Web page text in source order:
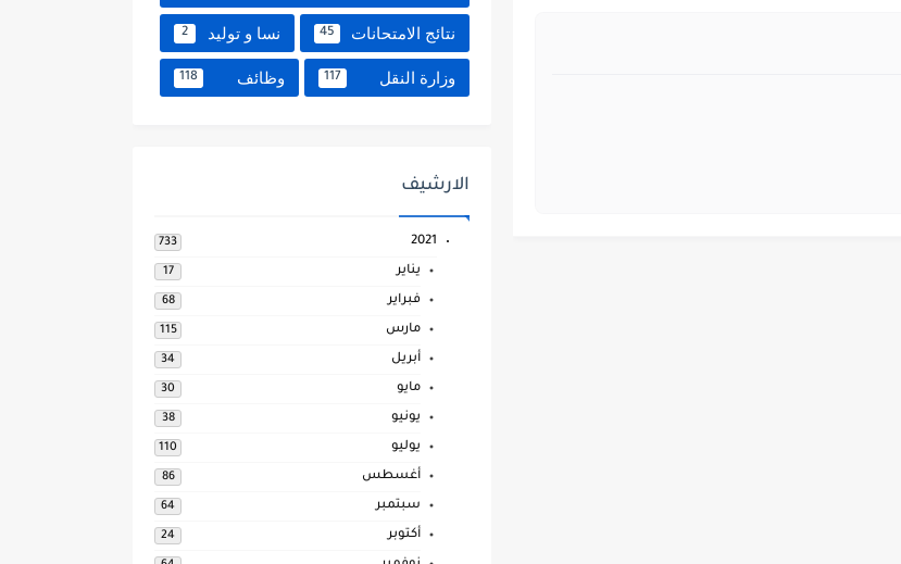
نتائج الامتحانات 45 نسا و توليد 2
وزارة النقل 117 وظائف 118
الارشيف
2021
733
يناير 17
فبراير 68
مارس 115
أبريل 34
مايو 30
يونيو 38
يوليو 110
أغسطس 86
سبتمبر 64
أكتوبر 24